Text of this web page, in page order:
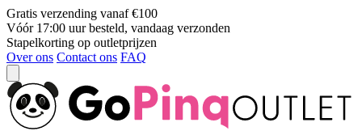
Gratis verzending vanaf €100
Vóór 17:00 uur besteld, vandaag verzonden
Stapelkorting op outletprijzen
Over ons Contact ons FAQ